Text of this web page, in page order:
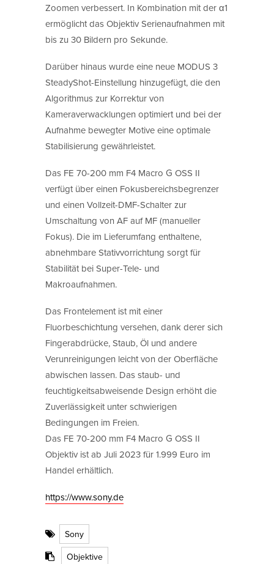
Zoomen verbessert. In Kombination mit der α1
ermöglicht das Objektiv Serienaufnahmen mit
bis zu 30 Bildern pro Sekunde.
Darüber hinaus wurde eine neue MODUS 3
SteadyShot-Einstellung hinzugefügt, die den
Algorithmus zur Korrektur von
Kameraverwacklungen optimiert und bei der
Aufnahme bewegter Motive eine optimale
Stabilisierung gewährleistet.
Das FE 70-200 mm F4 Macro G OSS II
verfügt über einen Fokusbereichsbegrenzer
und einen Vollzeit-DMF-Schalter zur
Umschaltung von AF auf MF (manueller
Fokus). Die im Lieferumfang enthaltene,
abnehmbare Stativvorrichtung sorgt für
Stabilität bei Super-Tele- und
Makroaufnahmen.
Das Frontelement ist mit einer
Fluorbeschichtung versehen, dank derer sich
Fingerabdrücke, Staub, Öl und andere
Verunreinigungen leicht von der Oberfläche
abwischen lassen. Das staub- und
feuchtigkeitsabweisende Design erhöht die
Zuverlässigkeit unter schwierigen
Bedingungen im Freien.
Das FE 70-200 mm F4 Macro G OSS II
Objektiv ist ab Juli 2023 für 1.999 Euro im
Handel erhältlich.
https://www.sony.de
Sony
Objektive